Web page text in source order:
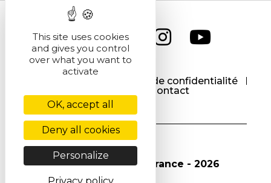
Politique de confidentialité
Contact
© Société Chimique de France - 2026
This site uses cookies
and gives you control
over what you want to
activate
OK, accept all
Deny all cookies
Personalize